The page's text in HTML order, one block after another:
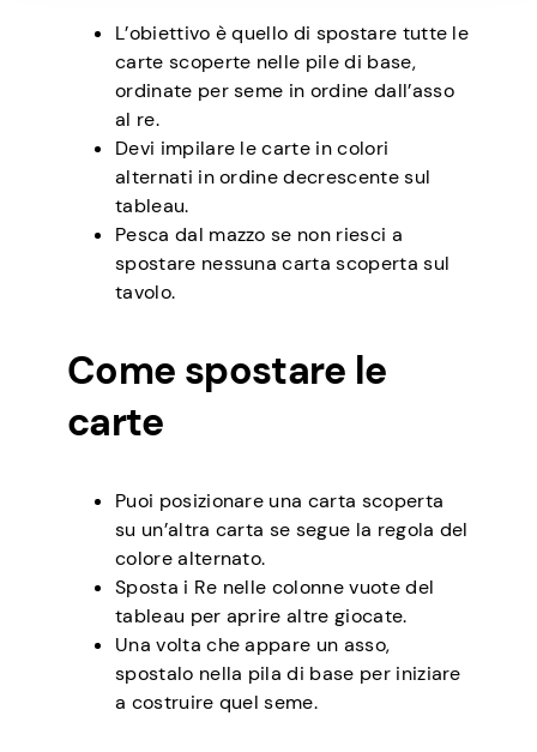
L’obiettivo è quello di spostare tutte le
carte scoperte nelle pile di base,
ordinate per seme in ordine dall’asso
al re.
Devi impilare le carte in colori
alternati in ordine decrescente sul
tableau.
Pesca dal mazzo se non riesci a
spostare nessuna carta scoperta sul
tavolo.
Come spostare le
carte
Puoi posizionare una carta scoperta
su un’altra carta se segue la regola del
colore alternato.
Sposta i Re nelle colonne vuote del
tableau per aprire altre giocate.
Una volta che appare un asso,
spostalo nella pila di base per iniziare
a costruire quel seme.